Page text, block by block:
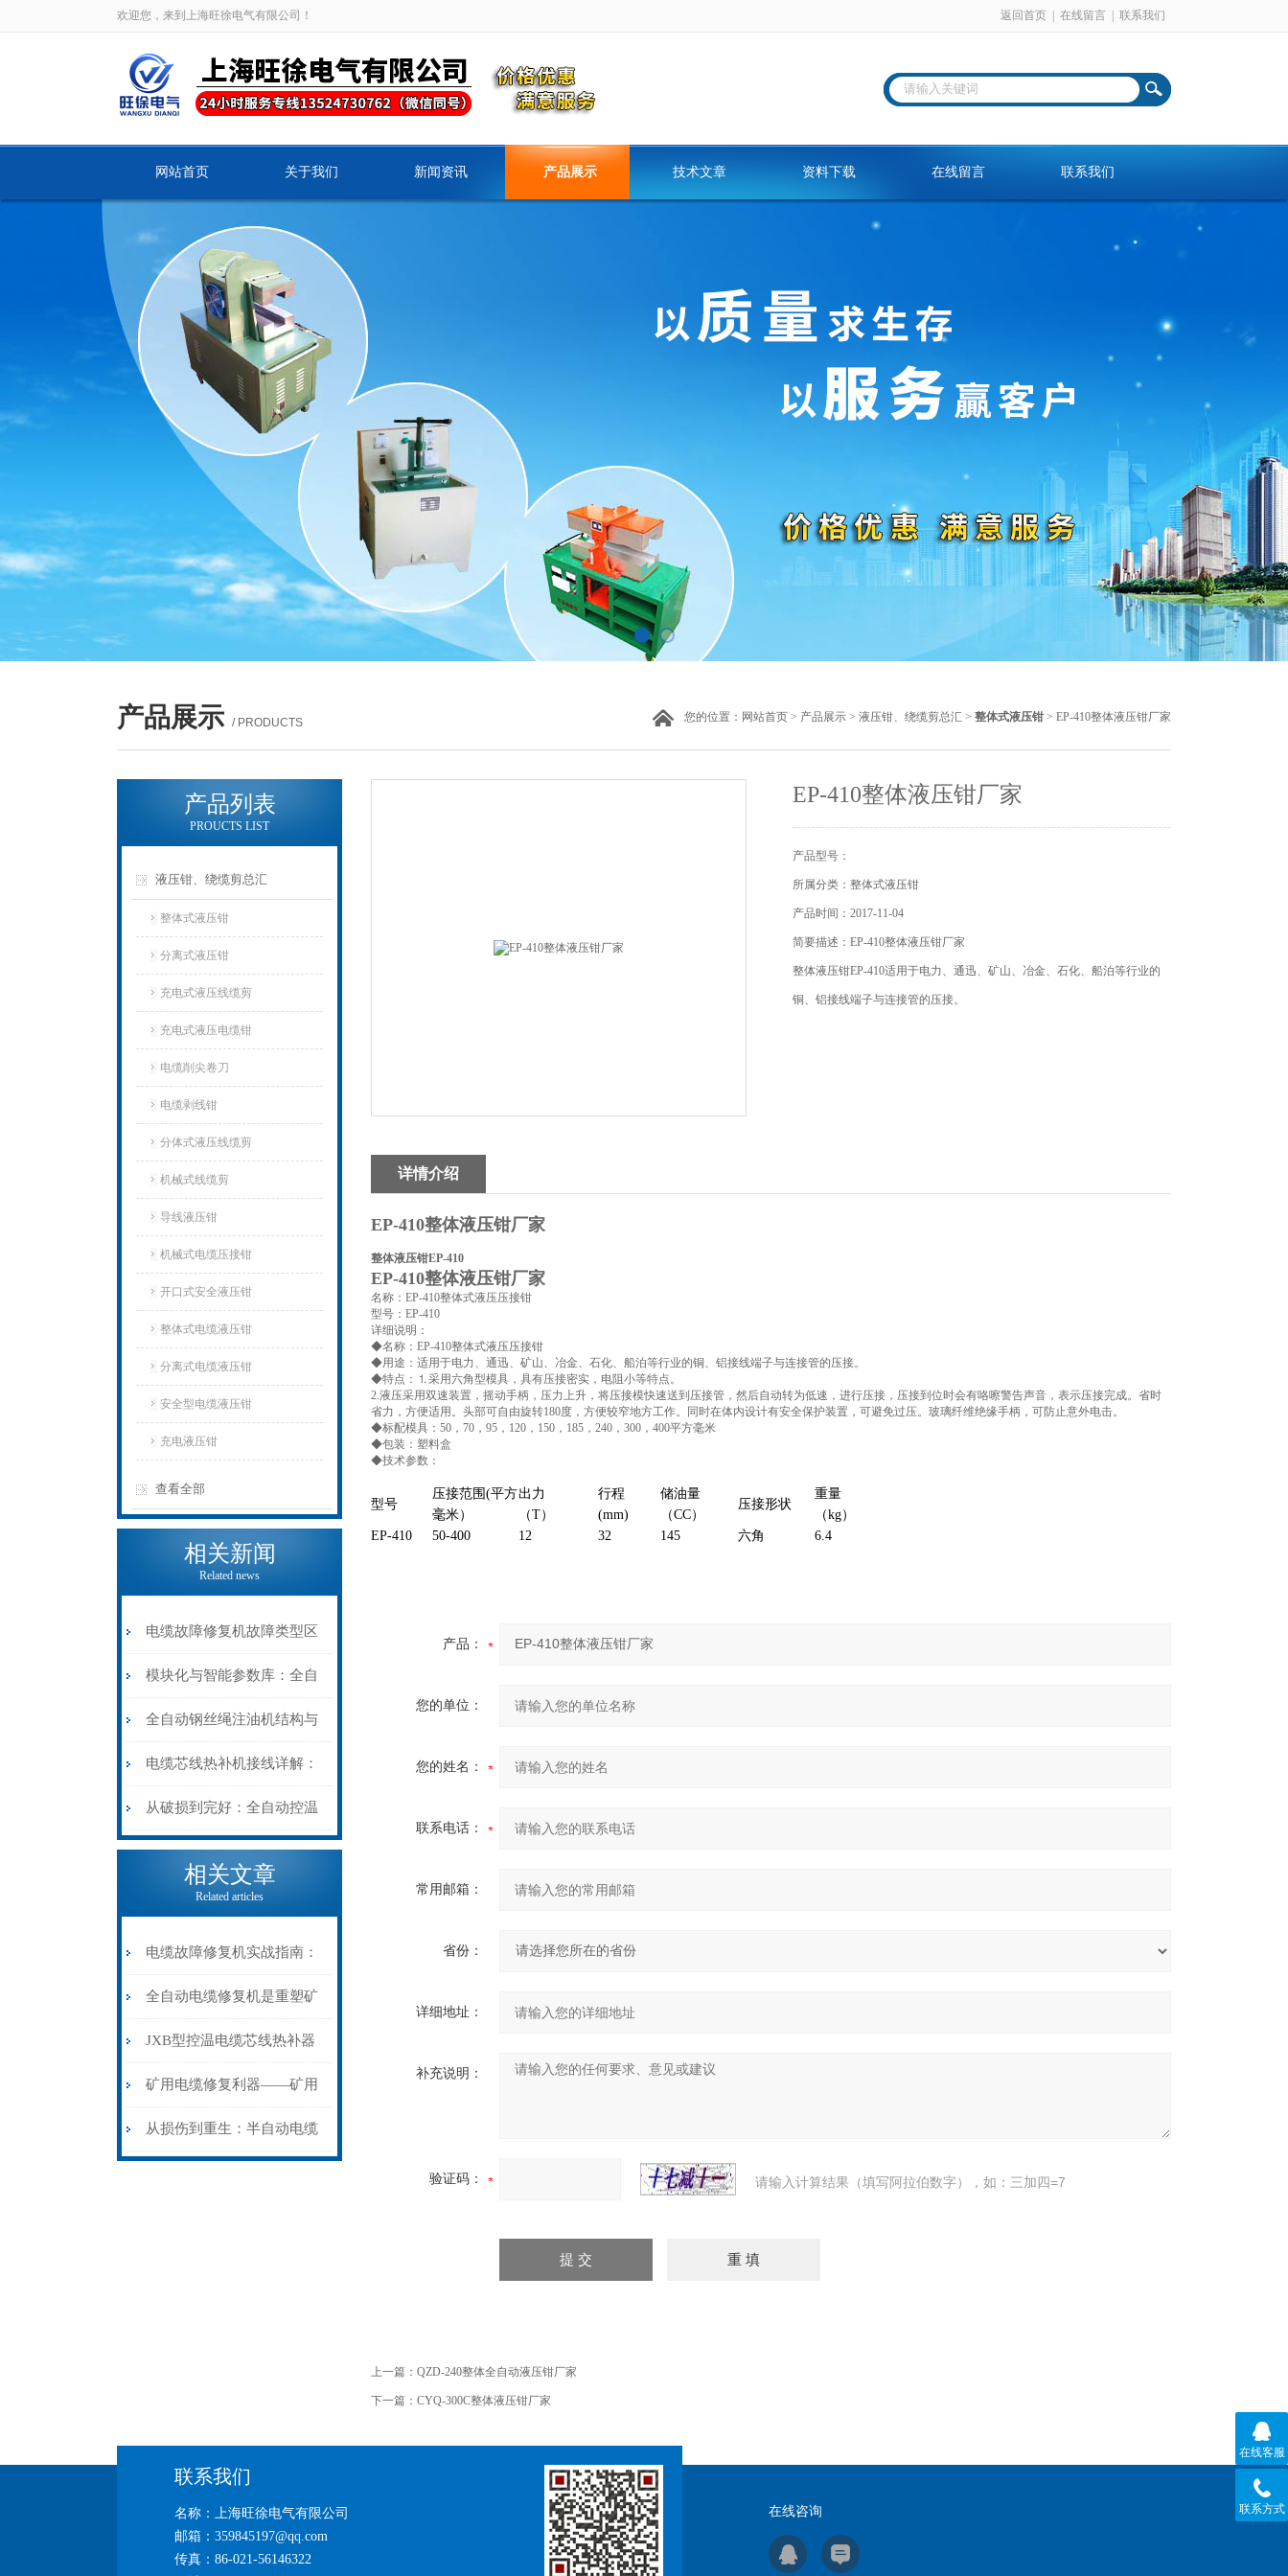
欢迎您，来到上海旺徐电气有限公司！ 返回首页 在线留言 联系我们
网站首页 关于我们 新闻资讯 产品展示 技术文章 资料下载 在线留言 联系我们
产品展示 / PRODUCTS 您的位置： 网站首页 > 产品展示 > 液压钳、绕缆剪总汇 > 整体式液压钳> EP-410整体液压钳厂家
产品列表
PROUCTS LIST
液压钳、绕缆剪总汇
整体式液压钳
分离式液压钳
充电式液压线缆剪
充电式液压电缆钳
电缆削尖卷刀
电缆剥线钳
分体式液压线缆剪
机械式线缆剪
导线液压钳
机械式电缆压接钳
开口式安全液压钳
整体式电缆液压钳
分离式电缆液压钳
安全型电缆液压钳
充电液压钳
查看全部
相关新闻
Related news
电缆故障修复机故障类型区
分指南：从“绝缘电
阻”到“波形特征”的精准诊
断逻辑
模块化与智能参数库：全自
动电缆修复机的快速换型逻
辑
全自动钢丝绳注油机结构与
工作原理：揭秘高效润滑的
机械密码
电缆芯线热补机接线详解：
从入门到精通
从破损到完好：全自动控温
电缆热补机的核心价值
相关文章
Related articles
电缆故障修复机实战指南：
从“盲测”到“精确定点”的三
步作业法
全自动电缆修复机是重塑矿
山电力动脉的“智能外科医
生”
JXB型控温电缆芯线热补器
安装与接线：精准修复的工
艺基石
矿用电缆修复利器——矿用
电缆热补机智能控温，安全
从损伤到重生：半自动电缆
EP-410整体液压钳厂家
产品型号：
所属分类：整体式液压钳
产品时间：2017-11-04
简要描述：EP-410整体液压钳厂家
整体液压钳EP-410适用于电力、通迅、矿山、冶金、石化、船泊等行业的
铜、铝接线端子与连接管的压接。
详情介绍
EP-410整体液压钳厂家
整体液压钳EP-410
EP-410整体液压钳厂家
名称：EP-410整体式液压压接钳
型号：EP-410
详细说明：
◆名称：EP-410整体式液压压接钳
◆用途：适用于电力、通迅、矿山、冶金、石化、船泊等行业的铜、铝接线端子与连接管的压接。
◆特点：⒈采用六角型模具，具有压接密实，电阻小等特点。
2.液压采用双速装置，摇动手柄，压力上升，将压接模快速送到压接管，然后自动转为低速，进行压接，压接到位时会有咯嚓警告声音，表示压接完成。省时
省力，方便适用。头部可自由旋转180度，方便较窄地方工作。同时在体内设计有安全保护装置，可避免过压。玻璃纤维绝缘手柄，可防止意外电击。
◆标配模具：50，70，95，120，150，185，240，300，400平方毫米
◆包装：塑料盒
◆技术参数：
型号
压接范围(平方
毫米）
出力
（T）
行程
(mm)
储油量
（CC）
压接形状
重量
（kg）
EP-410
50-400 12 32 145 六角 6.4
产品：
您的单位：
您的姓名：
联系电话：
常用邮箱：
省份：
详细地址：
补充说明：
验证码： 请输入计算结果（填写阿拉伯数字），如：三加四=7
上一篇： QZD-240整体全自动液压钳厂家
下一篇： CYQ-300C整体液压钳厂家
联系我们
名称：上海旺徐电气有限公司
邮箱：359845197@qq.com
传真：86-021-56146322
在线咨询
在线客服
联系方式